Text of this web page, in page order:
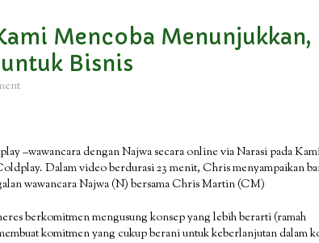
Mencoba Menunjukkan,
Bisnis
–wawancara dengan Najwa secara online via Narasi pada
Dalam video berdurasi 23 menit, Chris menyampaikan
wawancara Najwa (N) bersama Chris Martin (CM)
berkomitmen mengusung konsep yang lebih berarti (ramah
komitmen yang cukup berani untuk keberlanjutan dalam